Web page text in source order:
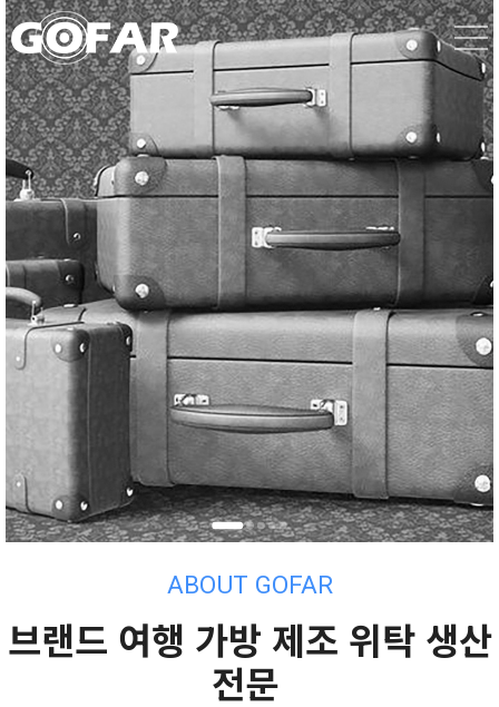
Wish your business success.
고객사의 비즈니스 성공을
기원합니다.
Join us for your business
success.
고객의 비즈니스
성공을
함께 합니다
Join us for your business
success.
고객의 비즈니스
성공을
함께 합니다
Join us for your business
success.
고객의 비즈니스
성공을
함께 합니다
ABOUT GOFAR
브랜드 여행 가방 제조 위탁 생산
전문